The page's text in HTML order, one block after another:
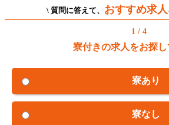
\ 質問に答えて、 おすすめ求人
1 / 4
寮付きの求人をお探し
寮あり
寮なし